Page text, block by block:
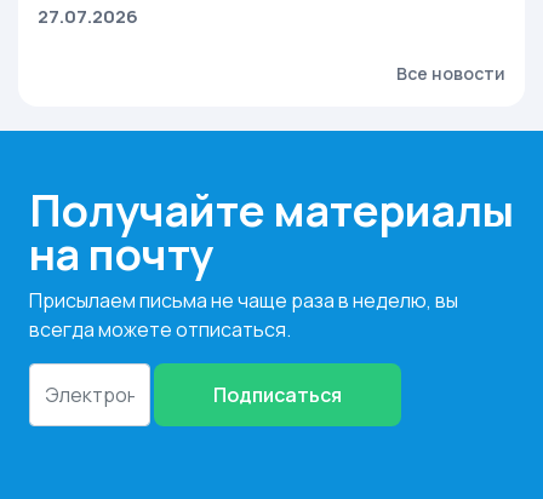
27.07.2026
Все новости
Получайте материалы
на почту
Присылаем письма не чаще раза в неделю, вы
всегда можете отписаться.
Подписаться